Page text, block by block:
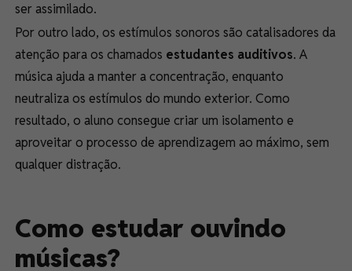
ser assimilado.
Por outro lado, os estímulos sonoros são catalisadores da
atenção para os chamados estudantes auditivos. A
música ajuda a manter a concentração, enquanto
neutraliza os estímulos do mundo exterior. Como
resultado, o aluno consegue criar um isolamento e
aproveitar o processo de aprendizagem ao máximo, sem
qualquer distração.
Como estudar ouvindo
músicas?